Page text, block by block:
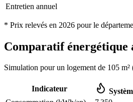
Entretien annuel
* Prix relevés en 2026 pour le
Comparatif
Simulation pour un logement de 105 m²
Indicateur